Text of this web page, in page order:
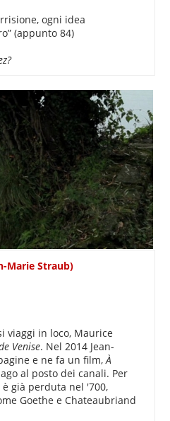
ogni idea
(appunto 84)
Marie Straub)
viaggi in loco, Maurice
Venise. Nel 2014 Jean-
e ne fa un film,À
al posto dei canali. Per
già perduta nel '700,
Goethe e Chateaubriand